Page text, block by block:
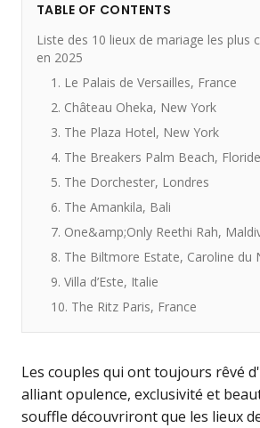
TABLE OF CONTENTS
Liste des 10 lieux de mariage les plus
en 2025
1. Le Palais de Versailles, France
2. Château Oheka, New York
3. The Plaza Hotel, New York
4. The Breakers Palm Beach, Floride
5. The Dorchester, Londres
6. The Amankila, Bali
7. One&amp;Only Reethi Rah,
8. The Biltmore Estate, Caroline du
9. Villa d’Este, Italie
10. The Ritz Paris, France
Les couples qui ont toujours rêvé
alliant opulence, exclusivité et
souffle découvriront que les lieux